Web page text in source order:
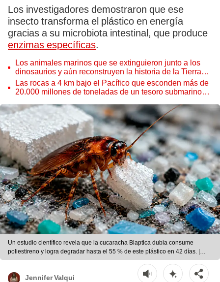
Los investigadores demostraron que ese
insecto transforma el plástico en energía
gracias a su microbiota intestinal, que produce
enzimas específicas.
Los animales marinos que se extinguieron junto a los
dinosaurios y aún reconstruyen la historia de la Tierra
con sus fósiles
Las rocas a 4 km bajo el Pacífico que esconden más de
20.000 millones de toneladas de un tesoro submarino
Un estudio científico revela que la cucaracha Blaptica dubia consume
poliestireno y logra degradar hasta el 55 % de este plástico en 42 días. |
Ilustración con IA/ChatGPT/CDN
Jennifer Valqui